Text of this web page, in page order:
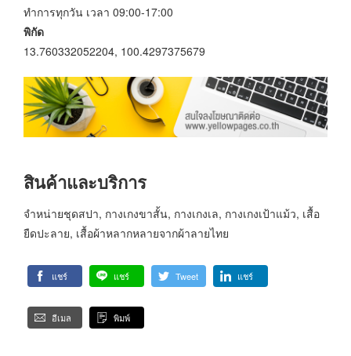
ทำการทุกวัน เวลา 09:00-17:00
พิกัด
13.760332052204, 100.4297375679
สินค้าและบริการ
จำหน่ายชุดสปา, กางเกงขาสั้น, กางเกงเล, กางเกงเป้าแม้ว, เสื้อ
ยืดปะลาย, เสื้อผ้าหลากหลายจากผ้าลายไทย
แชร์ แชร์ Tweet แชร์
อีเมล พิมพ์